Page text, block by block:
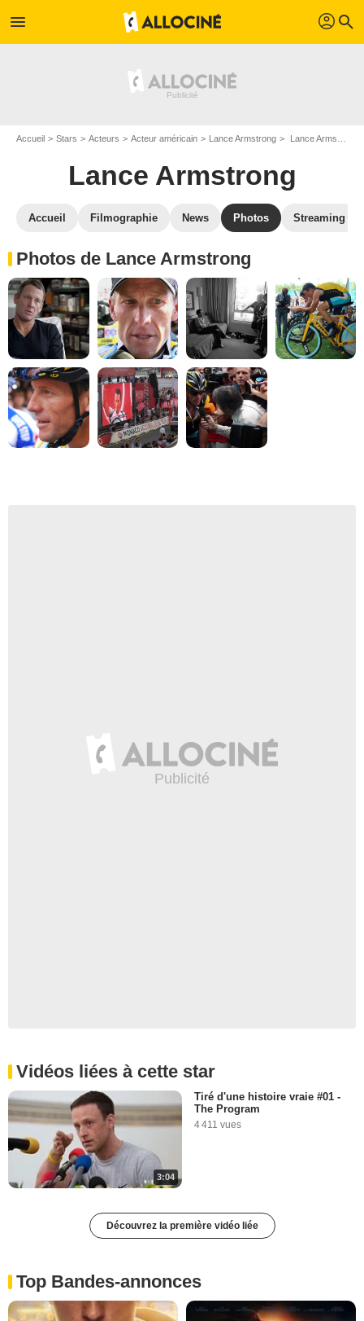
menu profil search
Accueil Stars Acteurs Acteur américain Lance Armstrong Lance Armstrong : Photos de ses films et séries
Lance Armstrong
Accueil Filmographie News Photos Streaming
Photos de Lance Armstrong
Vidéos liées à cette star
3:04
Tiré d'une histoire vraie #01 -
The Program
4 411 vues
Découvrez la première vidéo liée
Top Bandes-annonces